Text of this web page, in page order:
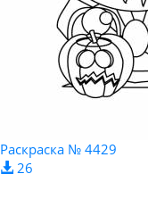
Раскраска № 4429
26